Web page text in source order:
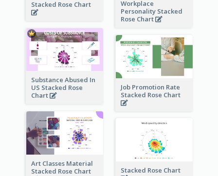
Stacked Rose Chart
Workplace
Personality Stacked
Rose Chart
Substance Abused In
US Stacked Rose
Chart
Job Promotion Rate
Stacked Rose Chart
Art Classes Material
Stacked Rose Chart
Stacked Rose Chart